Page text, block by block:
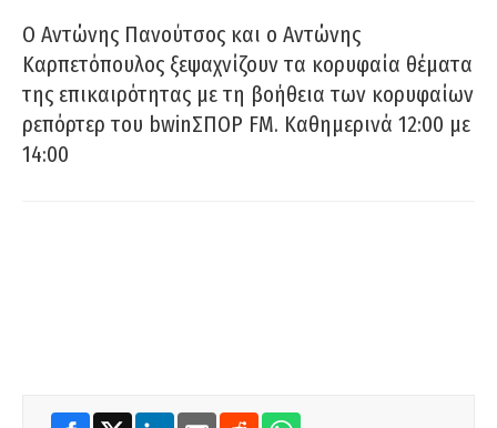
Ο Αντώνης Πανούτσος και ο Αντώνης
Καρπετόπουλος ξεψαχνίζουν τα κορυφαία θέματα
της επικαιρότητας με τη βοήθεια των κορυφαίων
ρεπόρτερ του bwinΣΠΟΡ FM. Καθημερινά 12:00 με
14:00